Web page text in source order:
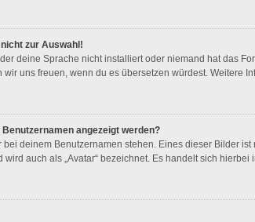
zur Auswahl!
deine Sprache nicht installiert oder niemand hat das
uns freuen, wenn du es übersetzen würdest. Weitere
angezeigt werden?
deinem Benutzernamen stehen. Eines dieser Bilder
auch als „Avatar“ bezeichnet. Es handelt sich